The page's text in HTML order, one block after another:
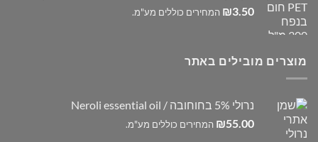
₪3.50 המחירים כוללים מע"מ.
מוצרים מובילים באתר
נרולי 5% בחוחובה / Neroli essential oil
₪55.00 המחירים כוללים מע"מ.